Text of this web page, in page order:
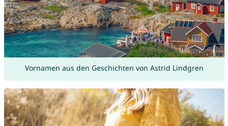
Vornamen aus den Geschichten von Astrid Lindgren